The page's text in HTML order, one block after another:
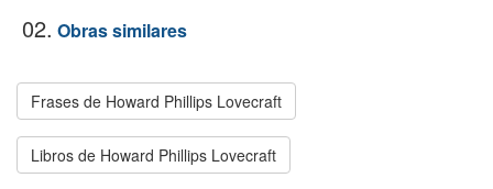
02. Obras similares
Frases de Howard Phillips Lovecraft
Libros de Howard Phillips Lovecraft